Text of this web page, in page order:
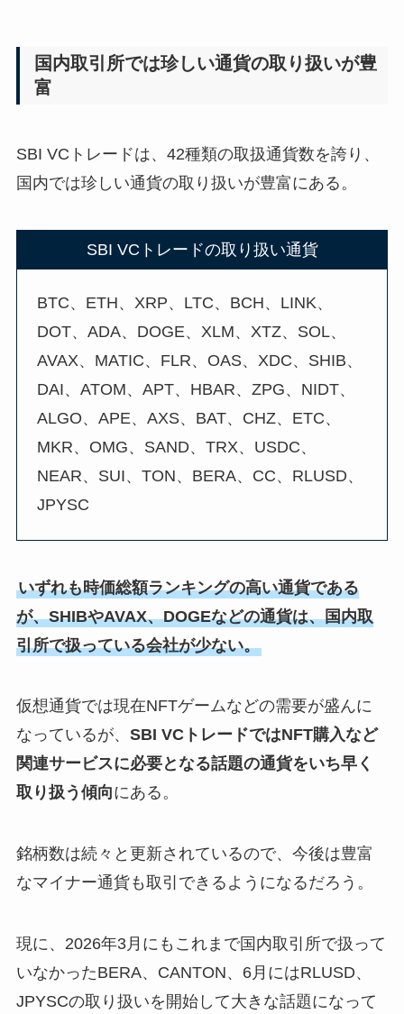
国内取引所では珍しい通貨の取り扱いが豊
富
SBI VCトレードは、42種類の取扱通貨数を誇り、
国内では珍しい通貨の取り扱いが豊富にある。
SBI VCトレードの取り扱い通貨
BTC、ETH、XRP、LTC、BCH、LINK、
DOT、ADA、DOGE、XLM、XTZ、SOL、
AVAX、MATIC、FLR、OAS、XDC、SHIB、
DAI、ATOM、APT、HBAR、ZPG、NIDT、
ALGO、APE、AXS、BAT、CHZ、ETC、
MKR、OMG、SAND、TRX、USDC、
NEAR、SUI、TON、BERA、CC、RLUSD、
JPYSC
いずれも時価総額ランキングの高い通貨である
が、SHIBやAVAX、DOGEなどの通貨は、国内取
引所で扱っている会社が少ない。
仮想通貨では現在NFTゲームなどの需要が盛んに
なっているが、 SBI VCトレードではNFT購入など
関連サービスに必要となる話題の通貨をいち早く
取り扱う傾向にある。
銘柄数は続々と更新されているので、今後は豊富
なマイナー通貨も取引できるようになるだろう。
現に、2026年3月にもこれまで国内取引所で扱って
いなかったBERA、CANTON、6月にはRLUSD、
JPYSCの取り扱いを開始して大きな話題になって